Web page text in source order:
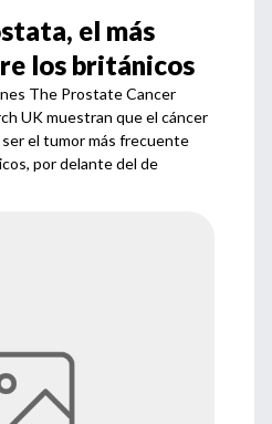
el más
los británicos
The Prostate Cancer
UK muestran que el cáncer
el tumor más frecuente
por delante del de